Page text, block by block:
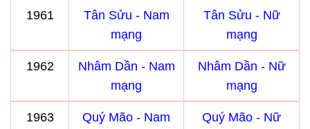
1961
Tân Sửu - Nam
mạng
Tân Sửu - Nữ
mạng
1962
Nhâm Dần - Nam
mạng
Nhâm Dần - Nữ
mạng
1963
Quý Mão - Nam
Quý Mão - Nữ